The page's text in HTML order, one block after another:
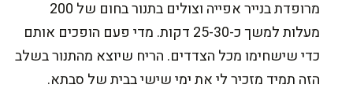
מרופדת בנייר אפייה וצולים בתנור בחום של 200
מעלות למשך כ-25-30 דקות. מדי פעם הופכים אותם
כדי שישחימו מכל הצדדים. הריח שיוצא מהתנור בשלב
הזה תמיד מזכיר לי את ימי שישי בבית של סבתא.